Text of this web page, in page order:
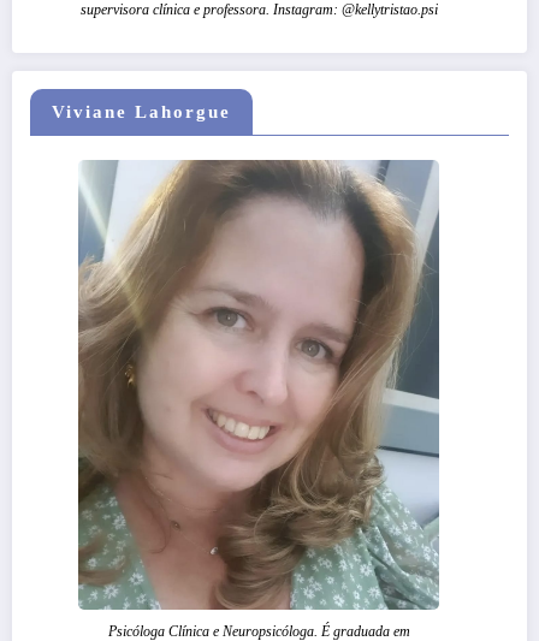
supervisora clínica e professora. Instagram: @kellytristao.psi
Viviane Lahorgue
Psicóloga Clínica e Neuropsicóloga. É graduada em